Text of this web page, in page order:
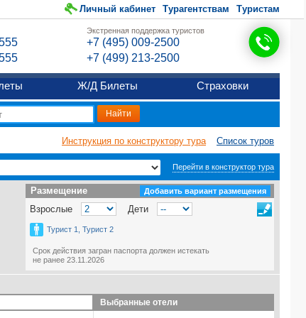
Личный кабинет Турагентствам Туристам
Экстренная поддержка туристов
+7 (495) 009-2500
+7 (499) 213-2500
Ж/Д Билеты Страховки
Инструкция по конструктору тура Список туров
Перейти в конструктор тура
Размещение
Размещение Добавить вариант размещения
Взрослые Дети
Турист 1, Турист 2
Срок действия загран паспорта должен истекать
не ранее 23.11.2026
Выбранные отели